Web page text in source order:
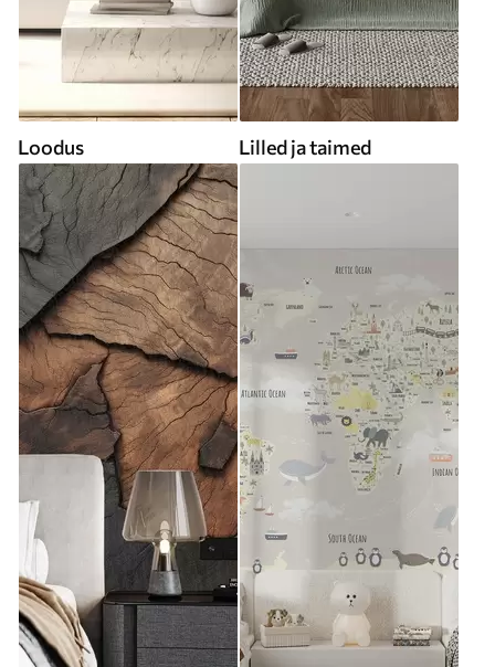
Loodus Lilled ja taimed